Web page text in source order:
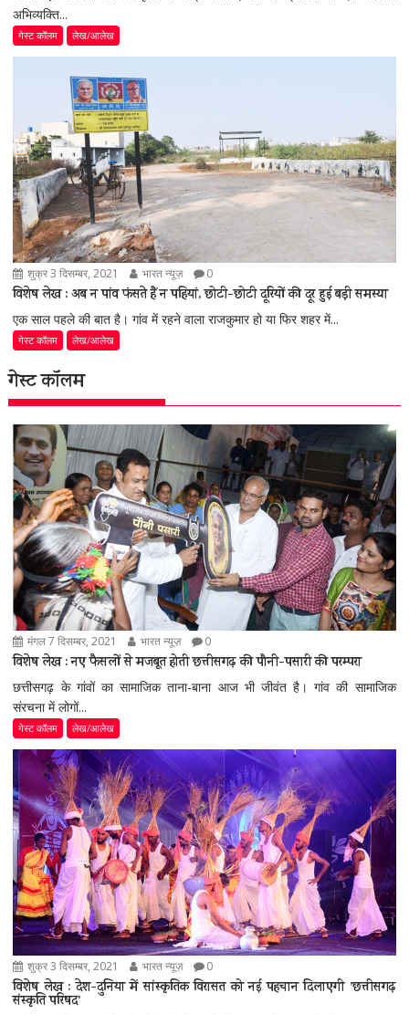
अभिव्यक्ति...
गेस्ट कॉलम लेख/आलेख
शुक्र 3 दिसम्बर, 2021 भारत न्यूज़ 0
विशेष लेख : अब न पांव फंसते हैं न पहियां, छोटी-छोटी दूरियों की दूर हुई बड़ी समस्या
एक साल पहले की बात है। गांव में रहने वाला राजकुमार हो या फिर शहर में...
गेस्ट कॉलम लेख/आलेख
गेस्ट कॉलम
मंगल 7 दिसम्बर, 2021 भारत न्यूज़ 0
विशेष लेख : नए फैसलों से मजबूत होती छत्तीसगढ़ की पौनी-पसारी की परम्परा
छत्तीसगढ़ के गांवों का सामाजिक ताना-बाना आज भी जीवंत है। गांव की सामाजिक
संरचना में लोगों...
गेस्ट कॉलम लेख/आलेख
शुक्र 3 दिसम्बर, 2021 भारत न्यूज़ 0
विशेष लेख : देश-दुनिया में सांस्कृतिक विरासत को नई पहचान दिलाएगी ’छत्तीसगढ़
संस्कृति परिषद’